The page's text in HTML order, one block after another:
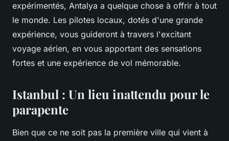
expérimentés, Antalya a quelque chose à offrir à tout
le monde. Les pilotes locaux, dotés d'une grande
expérience, vous guideront à travers l'excitant
voyage aérien, en vous apportant des sensations
fortes et une expérience de vol mémorable.
Istanbul : Un lieu inattendu pour le
parapente
Bien que ce ne soit pas la première ville qui vient à